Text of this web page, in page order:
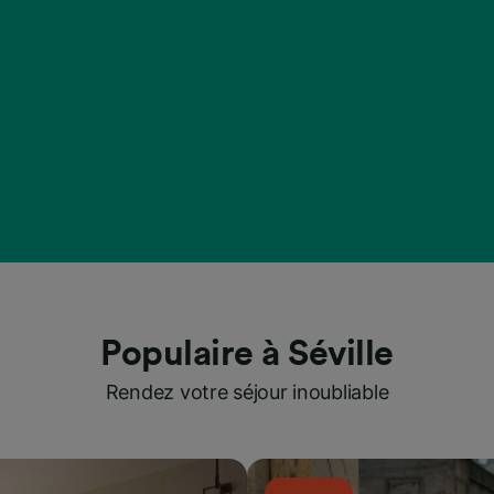
Populaire à Séville
Rendez votre séjour inoubliable